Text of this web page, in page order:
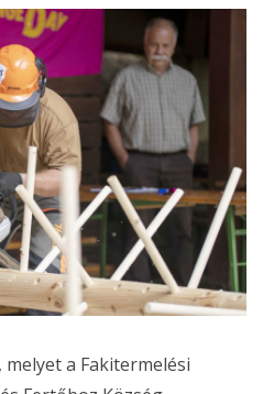
a Fakitermelési